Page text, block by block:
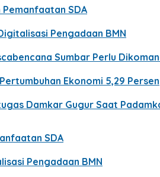
SDA
Pengadaan BMN
Sumbar Perlu
Ekonomi 5,29 Persen
Damkar Gugur Saat
SDA
Pengadaan BMN